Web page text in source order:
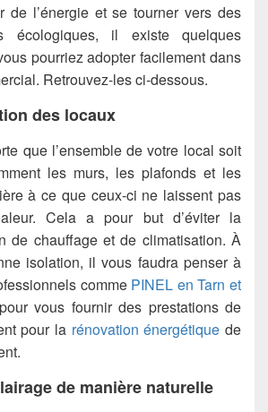
de l’énergie et se tourner vers des
écologiques, il existe quelques
pourriez adopter facilement dans
Retrouvez-les ci-dessous.
des locaux
que l’ensemble de votre local soit
les murs, les plafonds et les
à ce que ceux-ci ne laissent pas
Cela a pour but d’éviter la
de chauffage et de climatisation. À
isolation, il vous faudra penser à
comme PINEL en Tarn et
pour vous fournir des prestations de
pour la rénovation énergétique de
de manière naturelle